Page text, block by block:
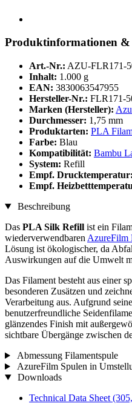
Produktinformationen &
Art.-Nr.: AZU-FLR171-
Inhalt: 1.000 g
EAN: 3830063547955
Hersteller-Nr.: FLR171-
Marken (Hersteller):
Durchmesser: 1,75 mm
Produktarten: PLA
Farbe: Blau
Kompatibilität: Bambu
System: Refill
Empf. Drucktemperatur:
Empf.
Beschreibung
Das PLA Silk Refill ist ein
wiederverwendbaren AzureFilm
Lösung ist ökologischer, da
Auswirkungen auf die Umwelt
Das Filament besteht aus einer
besonderen Zusätzen und
Verarbeitung aus. Aufgrund
benutzerfreundliche
glänzendes Finish mit
sichtbare Übergänge zwischen
Abmessung Filamentspule
AzureFilm Spulen in
Downloads
Technical Data Sheet